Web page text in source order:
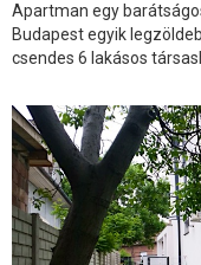
Apartman egy
Budapest egyik
csendes 6 lakásos